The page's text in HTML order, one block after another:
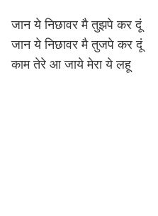
जान ये निछावर मै तुझपे कर दूं
जान ये निछावर मै तुजपे कर दूं
काम तेरे आ जाये मेरा ये लहू